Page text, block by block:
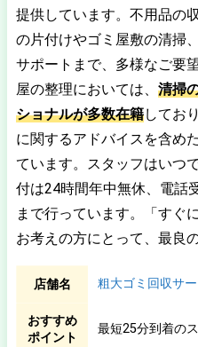
提供しています。不用品の
の片付けやゴミ屋敷の清掃
サポートまで、多様なご要
屋の整理においては、 清掃
ショナルが多数在籍してお
に関するアドバイスを含め
ています。スタッフはいつ
付は24時間年中無休、電話
まで行っています。「すぐ
お考えの方にとって、最良
店舗名 粗大ゴミ回収サ
おすすめ
ポイント
最短25分到着の